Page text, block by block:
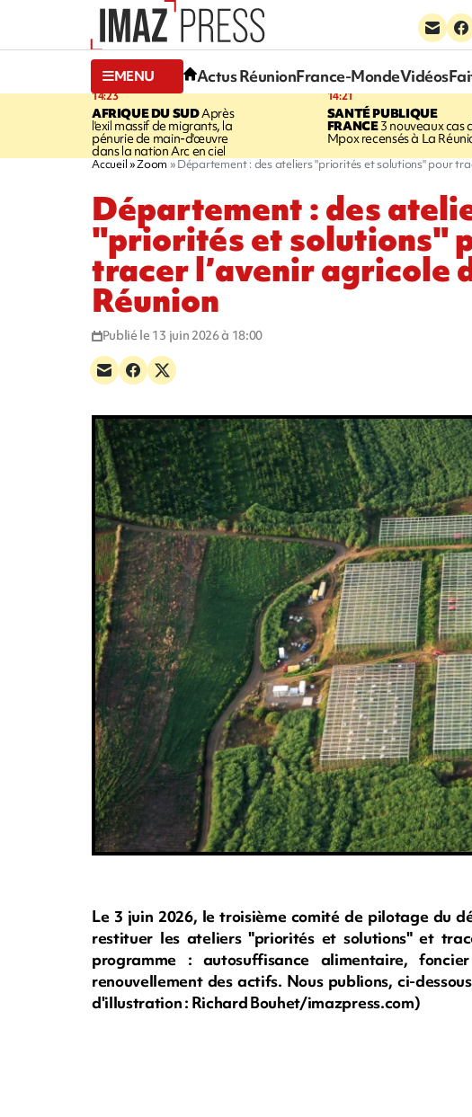
MENU Actus RéunionFrance-MondeVidéos
14:23
AFRIQUE DU SUDAprès
l'exil massif de migrants, la
pénurie de main-d'œuvre
dans la nation Arc en ciel
14:21
SANTÉ PUBLIQUE
FRANCE3 nouveaux cas
Mpox recensés à La
Accueil Zoom Département : des ateliers "priorités et solutions" pour
Département : des
"priorités et solutions"
tracer l’avenir agricole
Réunion
Publié le 13 juin 2026 à 18:00
Le 3 juin 2026, le troisième comité de pilotage du
restituer les ateliers "priorités et solutions" et
programme : autosuffisance alimentaire,
renouvellement des actifs. Nous publions, ci-
d'illustration : Richard Bouhet/imazpress.com)